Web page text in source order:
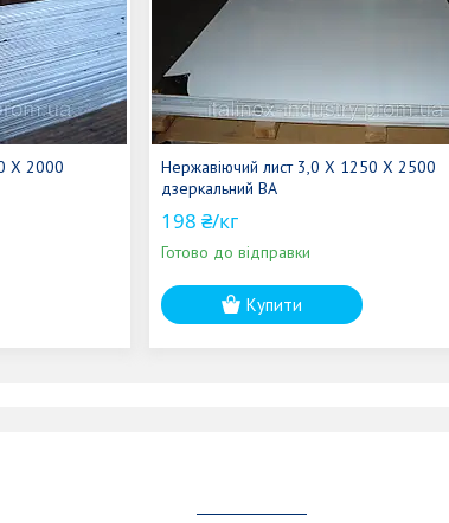
Х 2000
Нержавіючий лист 3,0 Х 1250 Х 2500
дзеркальний ВА
198 ₴/кг
Готово до відправки
Купити